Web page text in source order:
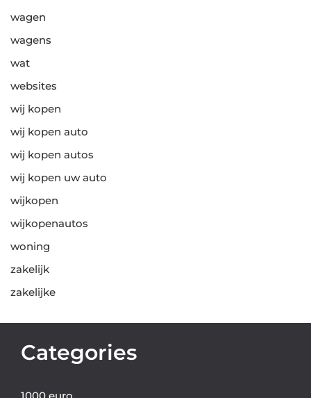
wagen
wagens
wat
websites
wij kopen
wij kopen auto
wij kopen autos
wij kopen uw auto
wijkopen
wijkopenautos
woning
zakelijk
zakelijke
Categories